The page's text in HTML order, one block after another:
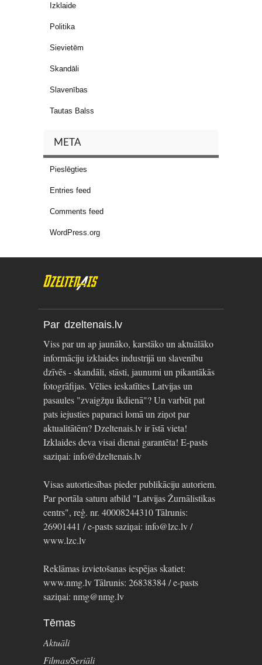
Izklaide
Politika
Sievietēm
Skandāli
Slavenības
Tautas Balss
META
Pieslēgties
Entries feed
Comments feed
WordPress.org
Par dzeltenais.lv
Viss par un ap jaunāko, karstāko un aktuālāko
informāciju izklaides industrijā un slavenību
dzīvēs - skandāli, stāsti, jaunumi un pikantākās
fotogrāfijas. Vēlies ieskatīties Latvijas un
pasaules "zvaigžņu ikdienā"? Un varbūt pat
pats iejusties paparaci lomā un ziņot par
aktualitātēm? Dzeltenais.lv ir īstā vieta!
Izklaides deva visai dienai garantēta! E-pasts
saziņai: info@dzeltenais.lv
Visas autortiesības pieder publikāciju autoriem.
Par portāla saturu atbild "Latvijas Žurnālistikas
centrs", reģ. nr. 40008244310 Tālrunis:
26901441 / e-pasts saziņai: info@lzc.lv /
www.lzc.lv
Reklāmas izvietošanas iespējas skatiet:
www.nmg.lv Tālrunis: 26838384 / e-pasts
saziņai: nmg@nmg.lv
Tēmas
Aktuāli
Filmas/Seriāli